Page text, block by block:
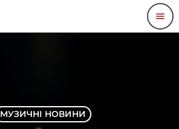
menu
МУЗИЧНІ НОВИНИ